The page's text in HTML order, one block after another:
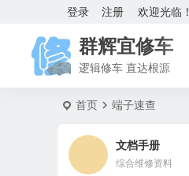
欢迎光临！
登录 注册
群辉宜修车
逻辑修车 直达根源
首页 端子速查
文档手册
综合维修资料